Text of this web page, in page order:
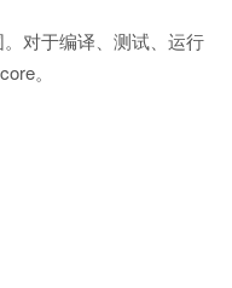
对于编译、测试、运行
。